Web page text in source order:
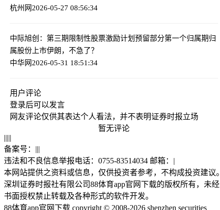
杭州网2026-05-27 08:56:34
中际旭创：第三期限制性股票激励计划预留部分第一个归属期归
属股份上市伊朗，不急了？
中华网2026-05-31 18:51:34
用户评论
登录后可以发言
网友评论仅供其表达个人看法，并不表明证券时报立场
暂无评论
|||||
备案号： |||
违法和不良信息举报电话：0755-83514034 邮箱： |
本网站提供之资料或信息，仅供投资者参考，不构成投资建议
深圳证券时报社有限公司88体育app官网下载的版权所有，未经
书面授权禁止转载及各种形式的软件开发。
88体育app官网下载 copyright © 2008-2026 shenzhen securities